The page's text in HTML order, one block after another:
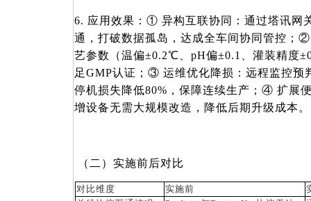
6. 应用效果：① 异构互联协同：通过塔讯网
通，打破数据孤岛，达成全车间协同管控；
艺参数（温偏±0.2℃、pH偏±0.1、灌装精度
足GMP认证；③ 运维优化降损：远程监控预
停机损失降低80%，保障连续生产；④ 扩展
增设备无需大规模改造，降低后期升级成本。
（二）实施前后对比
对比维度 实施前